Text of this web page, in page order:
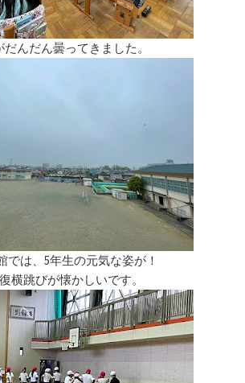
だんだん曇ってきました。
では、5年生の元気な姿が！
横跳びが懐かしいです。